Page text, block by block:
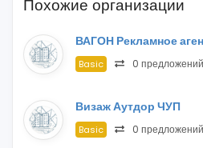
Похожие организации
ВАГОН Рекламное
Basic 0 предложений
Визаж Аутдор ЧУП
Basic 0 предложений